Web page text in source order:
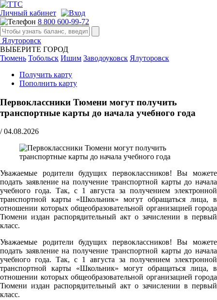
Личный кабинет
8 800 600-99-72
Ялуторовск
ВЫБЕРИТЕ ГОРОД
Тюмень Тобольск Ишим Заводоуковск Ялуторовск
Получить карту
Пополнить карту
Первоклассники Тюмени могут получить
транспортные карты до начала учебного года
/ 04.08.2026
Уважаемые родители будущих первоклассников! Вы можете
подать заявление на получение транспортной карты до начала
учебного года. Так, с 1 августа за получением электронной
транспортной карты «Школьник» могут обращаться лица, в
отношении которых общеобразовательной организацией города
Тюмени издан распорядительный акт о зачислении в первый
класс.
Уважаемые родители будущих первоклассников! Вы можете
подать заявление на получение транспортной карты до начала
учебного года. Так, с 1 августа за получением электронной
транспортной карты «Школьник» могут обращаться лица, в
отношении которых общеобразовательной организацией города
Тюмени издан распорядительный акт о зачислении в первый
класс.